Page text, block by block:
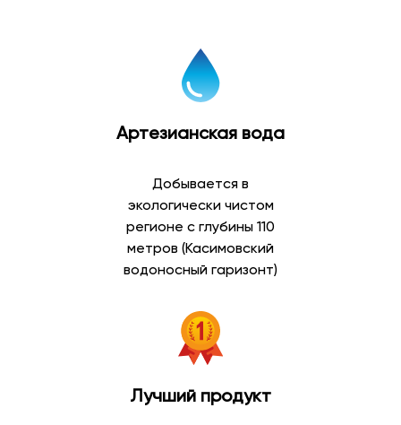
Питьевая вода в бутылках является удобным и
современным решением для обеспечения
вода проходит контроль качества и соответствует
В каталоге доступны:
питьевая вода в бутылках;
артезианская вода;
минеральная вода;
негазированная вода;
вода высшей категории;
вода первой категории;
вода для дома и офиса.
Артезианская вода
Добывается в
экологически чистом
регионе с глубины 110
метров (Касимовский
водоносный гаризонт)
Лучший продукт